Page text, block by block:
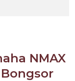
NMAX